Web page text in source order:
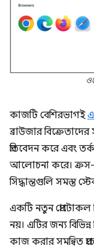
কাজটি বেশিরভাগই
ব্রাউজার
প্রতিবেদন করে এবং
আলোচনা করে। ক্রস-
সিদ্ধান্তগুলি সমস্ত
একটি নতুন প্রোটোকল
নয়। এটির জন্য
কাজ করার সমন্বিত